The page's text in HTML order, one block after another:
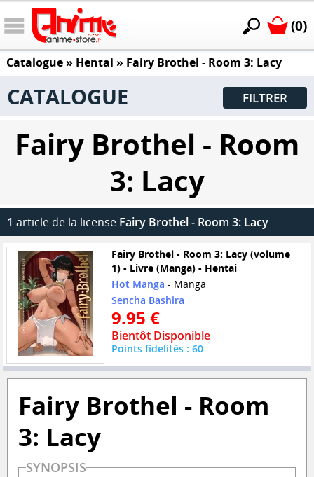
(0)
Catalogue» Hentai » Fairy Brothel - Room 3: Lacy
CATALOGUE FILTRER
Fairy Brothel - Room
3: Lacy
1 article de la license Fairy Brothel - Room 3: Lacy
Fairy Brothel - Room 3: Lacy (volume
1) - Livre (Manga) - Hentai
Hot Manga - Manga
Sencha Bashira
9.95 €
Bientôt Disponible
Points fidelités : 60
Fairy Brothel - Room
3: Lacy
SYNOPSIS